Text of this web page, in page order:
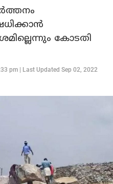
കോടതി
pm| Last Updated Sep 02, 2022